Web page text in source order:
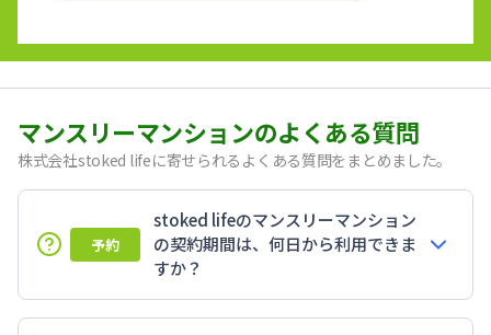
マンスリーマンションのよくある質問
株式会社stoked lifeに寄せられるよくある質問をまとめました。
予約
stoked lifeのマンスリーマンション
の契約期間は、何日から利用できま
すか？